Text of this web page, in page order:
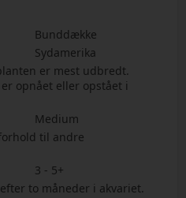
Bunddække
Sydamerika
er mest udbredt.
opnået eller opstået i
Medium
til andre
3 - 5+
to måneder i akvariet.